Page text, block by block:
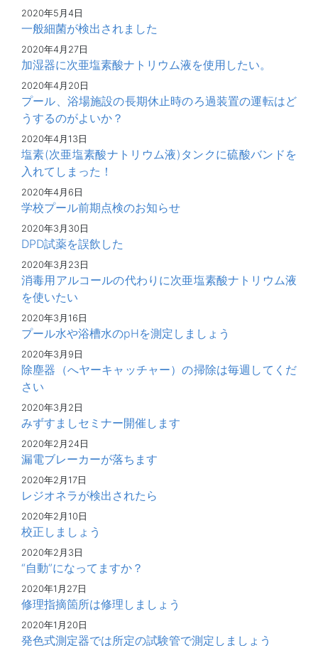
2020年5月4日
一般細菌が検出されました
2020年4月27日
加湿器に次亜塩素酸ナトリウム液を使用したい。
2020年4月20日
プール、浴場施設の長期休止時のろ過装置の運転はど
うするのがよいか？
2020年4月13日
塩素(次亜塩素酸ナトリウム液)タンクに硫酸バンドを
入れてしまった！
2020年4月6日
学校プール前期点検のお知らせ
2020年3月30日
DPD試薬を誤飲した
2020年3月23日
消毒用アルコールの代わりに次亜塩素酸ナトリウム液
を使いたい
2020年3月16日
プール水や浴槽水のpHを測定しましょう
2020年3月9日
除塵器（へヤーキャッチャー）の掃除は毎週してくだ
さい
2020年3月2日
みずすましセミナー開催します
2020年2月24日
漏電ブレーカーが落ちます
2020年2月17日
レジオネラが検出されたら
2020年2月10日
校正しましょう
2020年2月3日
“自動”になってますか？
2020年1月27日
修理指摘箇所は修理しましょう
2020年1月20日
発色式測定器では所定の試験管で測定しましょう